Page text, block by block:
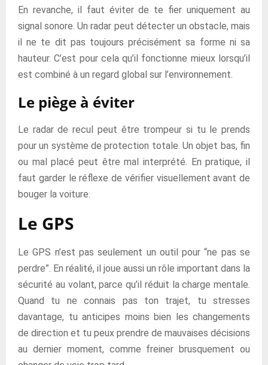
En revanche, il faut éviter de te fier uniquement au
signal sonore. Un radar peut détecter un obstacle, mais
il ne te dit pas toujours précisément sa forme ni sa
hauteur. C’est pour cela qu’il fonctionne mieux lorsqu’il
est combiné à un regard global sur l’environnement.
Le piège à éviter
Le radar de recul peut être trompeur si tu le prends
pour un système de protection totale. Un objet bas, fin
ou mal placé peut être mal interprété. En pratique, il
faut garder le réflexe de vérifier visuellement avant de
bouger la voiture.
Le GPS
Le GPS n’est pas seulement un outil pour “ne pas se
perdre”. En réalité, il joue aussi un rôle important dans la
sécurité au volant, parce qu’il réduit la charge mentale.
Quand tu ne connais pas ton trajet, tu stresses
davantage, tu anticipes moins bien les changements
de direction et tu peux prendre de mauvaises décisions
au dernier moment, comme freiner brusquement ou